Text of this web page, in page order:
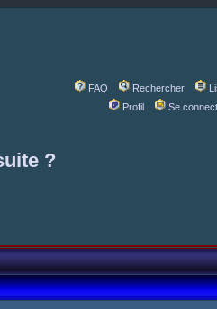
FAQ Rechercher
Profil
Se
?